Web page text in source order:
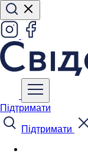
Підтримати
Підтримати